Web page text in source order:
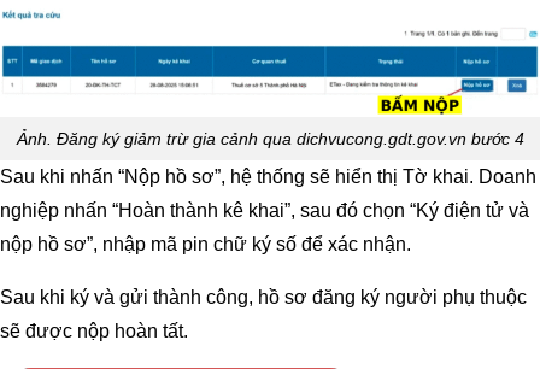
Ảnh. Đăng ký giảm trừ gia cảnh qua dichvucong.gdt.gov.vn bước 4
Sau khi nhấn “Nộp hồ sơ”, hệ thống sẽ hiển thị Tờ khai. Doanh
nghiệp nhấn “Hoàn thành kê khai”, sau đó chọn “Ký điện tử và
nộp hồ sơ”, nhập mã pin chữ ký số để xác nhận.
Sau khi ký và gửi thành công, hồ sơ đăng ký người phụ thuộc
sẽ được nộp hoàn tất.